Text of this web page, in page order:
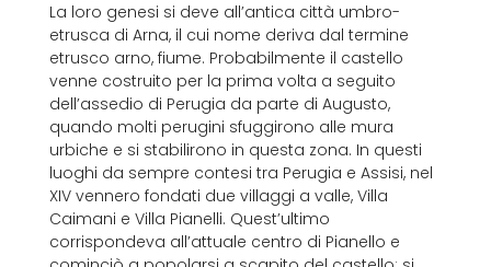
La loro genesi si deve all’antica città umbro-
etrusca di Arna, il cui nome deriva dal termine
etrusco arno, fiume. Probabilmente il castello
venne costruito per la prima volta a seguito
dell’assedio di Perugia da parte di Augusto,
quando molti perugini sfuggirono alle mura
urbiche e si stabilirono in questa zona. In questi
luoghi da sempre contesi tra Perugia e Assisi, nel
XIV vennero fondati due villaggi a valle, Villa
Caimani e Villa Pianelli. Quest’ultimo
corrispondeva all’attuale centro di Pianello e